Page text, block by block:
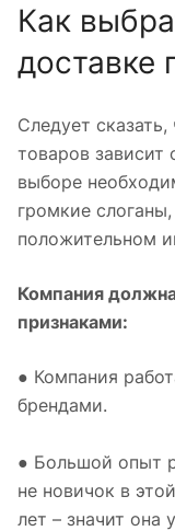
Как
доставке
Следует
товаров
выборе
громкие
положительном
Компания
признаками:
● Компания
брендами.
● Большой опыт
не новичок в
лет – значит она